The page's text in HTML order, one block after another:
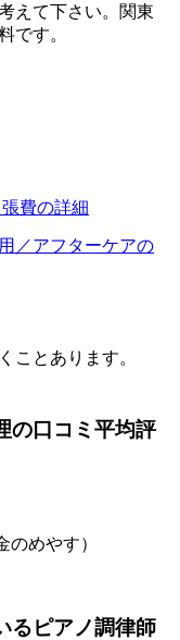
えて下さい。関東
です。
費の詳細
／アフターケアの
ことあります。
の口コミ平均評
のめやす）
るピアノ調律師